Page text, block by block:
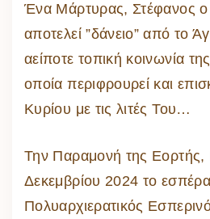
Ένα Μάρτυρας, Στέφανος ο
αποτελεί ”δάνειο” από το
αείποτε τοπική κοινωνία
οποία περιφρουρεί και
Κυρίου με τις λιτές Του…
Την Παραμονή της Εορτής,
Δεκεμβρίου 2024 το
Πολυαρχιερατικός